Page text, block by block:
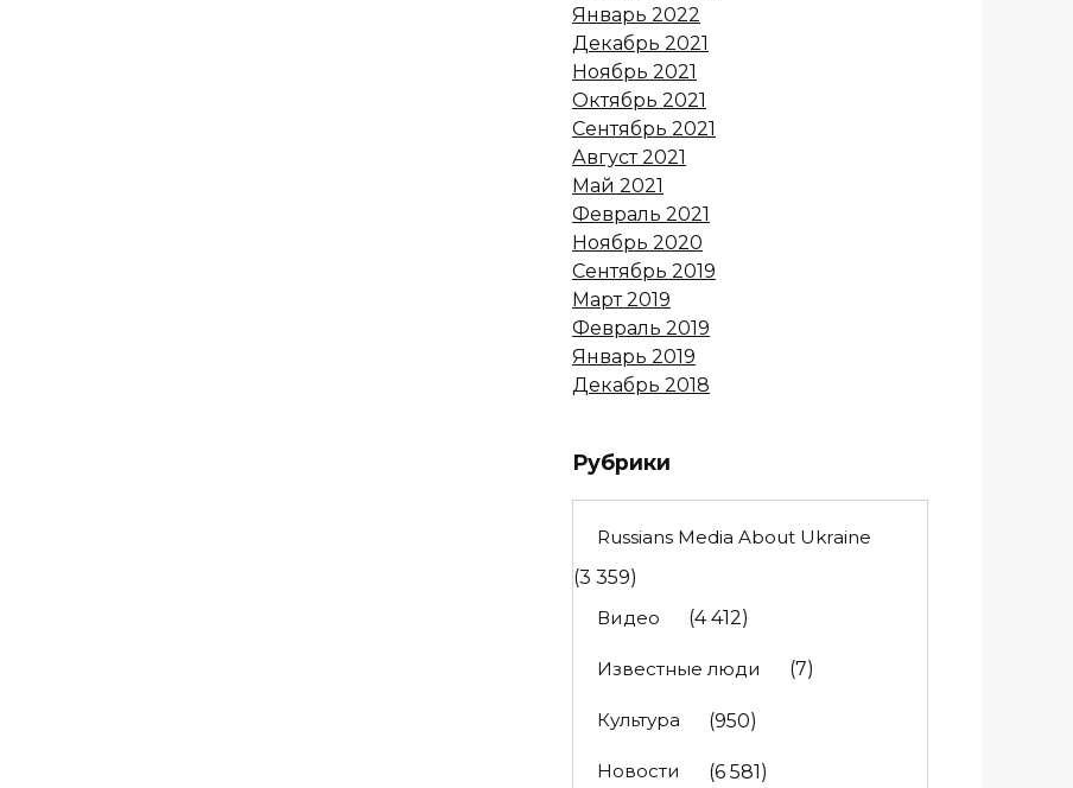
Январь 2022
Декабрь 2021
Ноябрь 2021
Октябрь 2021
Сентябрь 2021
Август 2021
Май 2021
Февраль 2021
Ноябрь 2020
Сентябрь 2019
Март 2019
Февраль 2019
Январь 2019
Декабрь 2018
Рубрики
Russians Media About Ukraine
(3 359)
Видео
(4 412)
Известные люди (7)
Культура (950)
Новости (6 581)